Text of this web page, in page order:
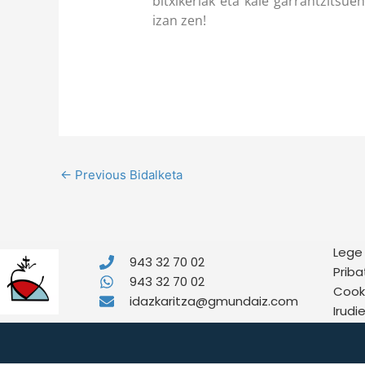
izan zen!
← Previous Bidalketa
943 32 70 02
943 32 70 02
idazkaritza@gmundaiz.com